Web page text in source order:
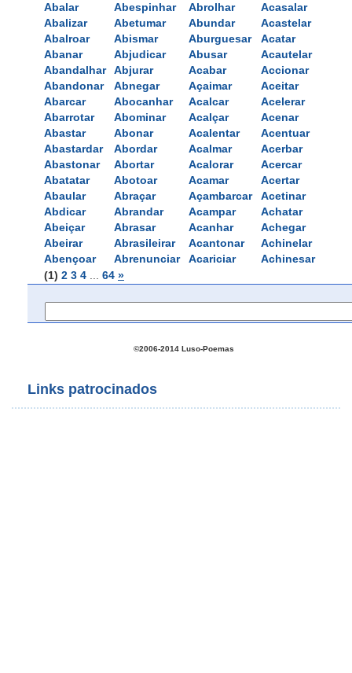
Abalar
Abalizar
Abalroar
Abanar
Abandalhar
Abandonar
Abarcar
Abarrotar
Abastar
Abastardar
Abastonar
Abatatar
Abaular
Abdicar
Abeiçar
Abeirar
Abençoar
Abespinhar
Abetumar
Abismar
Abjudicar
Abjurar
Abnegar
Abocanhar
Abominar
Abonar
Abordar
Abortar
Abotoar
Abraçar
Abrandar
Abrasar
Abrasileirar
Abrenunciar
Abrolhar
Abundar
Aburguesar
Abusar
Acabar
Açaimar
Acalcar
Acalçar
Acalentar
Acalmar
Acalorar
Acamar
Açambarcar
Acampar
Acanhar
Acantonar
Acariciar
Acasalar
Acastelar
Acatar
Acautelar
Accionar
Aceitar
Acelerar
Acenar
Acentuar
Acerbar
Acercar
Acertar
Acetinar
Achatar
Achegar
Achinelar
Achinesar
(1) 2 3 4 64 »
©2006-2014 Luso-Poemas
Links patrocinados